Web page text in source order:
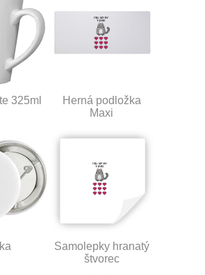
325ml
Herná podložka
Maxi
Samolepky hranatý
štvorec